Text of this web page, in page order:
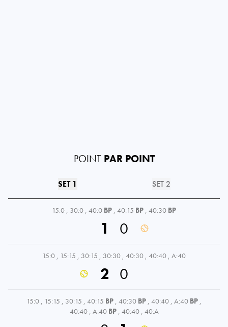
POINT PAR POINT
SET 1 SET 2
15:0 , 30:0 , 40:0 BP , 40:15 BP , 40:30 BP
1 0
15:0 , 15:15 , 30:15 , 30:30 , 40:30 , 40:40 , A:40
2 0
15:0 , 15:15 , 30:15 , 40:15 BP , 40:30 BP , 40:40 , A:40 BP ,
40:40 , A:40 BP , 40:40 , 40:A